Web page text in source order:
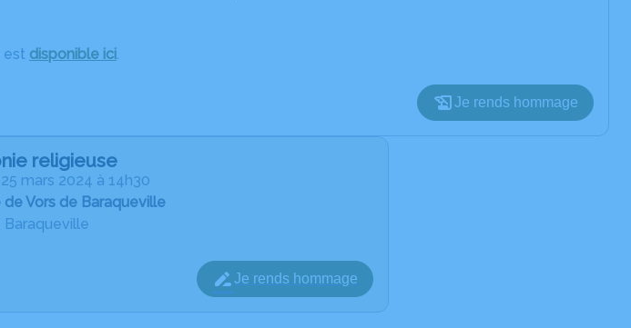
est disponible ici.
Je rends hommage
religieuse
25 mars 2024 à 14h30
de Vors de Baraqueville
Baraqueville
Je rends hommage